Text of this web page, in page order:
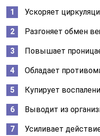
Ускоряет
Разгоняет обмен
Повышает
Обладает
Купирует
Выводит из
Усиливает